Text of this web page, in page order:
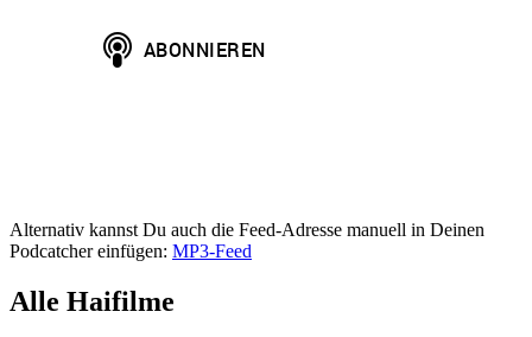
Alternativ kannst Du auch die Feed-Adresse manuell in Deinen
Podcatcher einfügen: MP3-Feed
Alle Haifilme